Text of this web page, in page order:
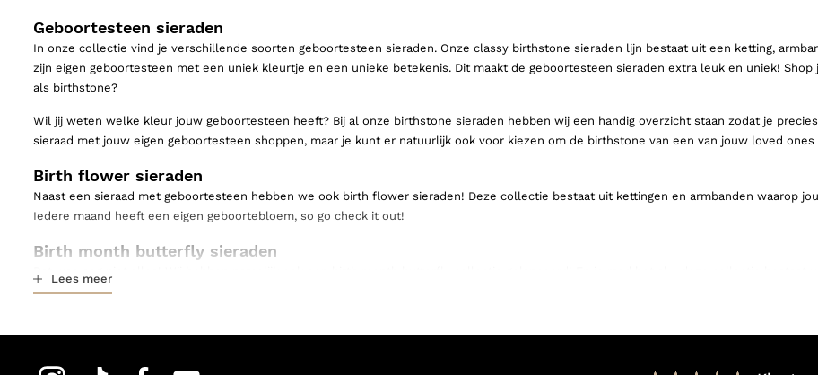
Geboortesteen sieraden
In onze collectie vind je verschillende soorten geboortesteen sieraden. Onze classy birthstone sieraden lijn bestaat uit een ketting,
zijn eigen geboortesteen met een uniek kleurtje en een unieke betekenis. Dit maakt de geboortesteen sieraden extra leuk en uniek!
als birthstone?
Wil jij weten welke kleur jouw geboortesteen heeft? Bij al onze birthstone sieraden hebben wij een handig overzicht staan zodat je
sieraad met jouw eigen geboortesteen shoppen, maar je kunt er natuurlijk ook voor kiezen om de birthstone van een van jouw loved ones
Birth flower sieraden
Naast een sieraad met geboortesteen hebben we ook birth flower sieraden! Deze collectie bestaat uit kettingen en armbanden waarop
Iedere maand heeft een eigen geboortebloem, so go check it out!
Birth month butterfly sieraden
Dat was nog niet alles! Wij hebben namelijk ook een birth month butterfly collectie gelanceerd! En je raad het al… deze collectie bestaat
De birth month butterfly collectie bestaat uit een:
oorbellen
Lees meer